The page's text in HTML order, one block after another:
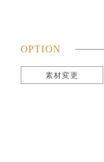
OPTION
素材変更